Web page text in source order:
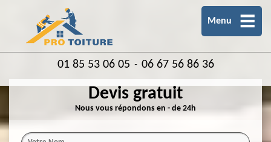
Menu
01 85 53 06 05 - 06 67 56 86 36
Devis gratuit
Nous vous répondons en - de 24h